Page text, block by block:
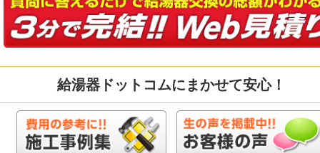
給湯器ドットコムにまかせて安心！